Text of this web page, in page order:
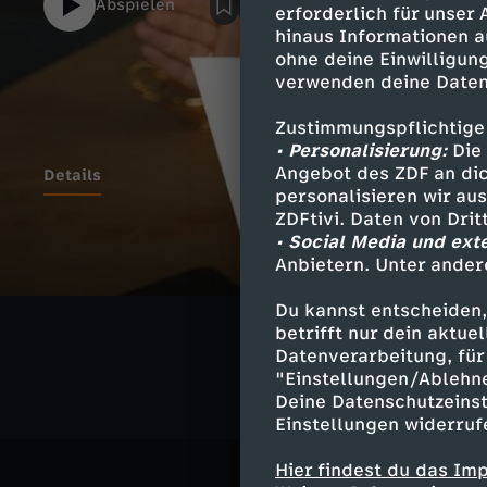
erforderlich für unser
hinaus Informationen
ohne deine
verwenden deine
• Personalisierung:Die
Angebot des ZDF an
personalisieren wir
ZDFtivi. Daten von
• Social Media und
Anbietern. Unter
Du kannst
betrifft nur dein
Datenverarbeitung,
"Einstellungen/
Deine
Einstellungen
Hier findest du das
@maithink: https://www.instagram.com/
https://www.twitter.com/
Nguyen-Kim für funk (ARD und ZDF)funk
https://go.funk.nethttps://go.funk.net/
Abspielen
Details
Ähnliche
Wissen